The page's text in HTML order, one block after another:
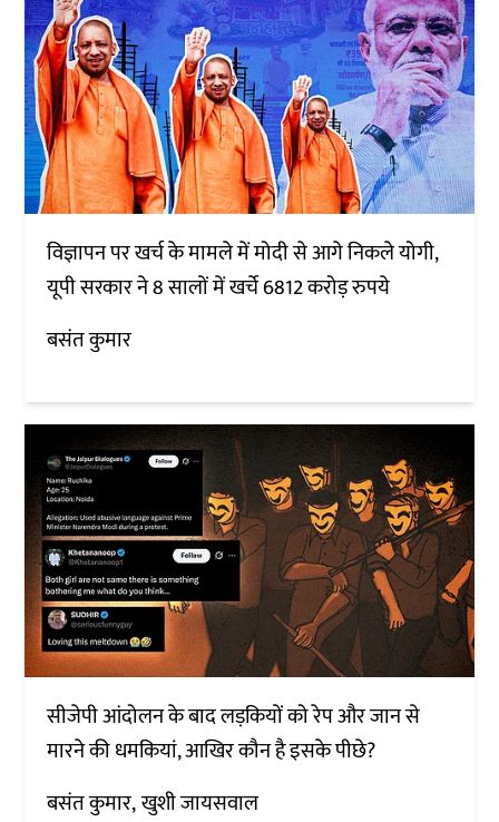
विज्ञापन पर खर्च के मामले में मोदी से आगे निकले योगी,
यूपी सरकार ने 8 सालों में खर्चे 6812 करोड़ रुपये
बसंत कुमार
सीजेपी आंदोलन के बाद लड़कियों को रेप और जान से
मारने की धमकियां, आखिर कौन है इसके पीछे?
बसंत कुमार खुशी जायसवाल